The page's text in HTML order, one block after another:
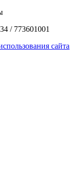
773601001
сайта